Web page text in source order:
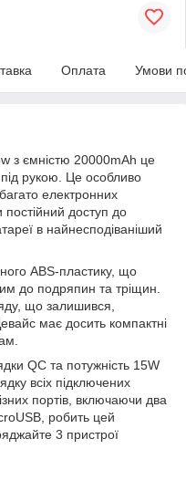
Оплата Умови
з ємністю 20000mAh це
рукою. Це особливо
електронних
постійний доступ до
в найнесподіваніший
ABS-пластику, що
до подряпин та тріщин.
що залишився,
має досить компактні
QC та потужність 15W
всіх підключених
портів, включаючи два
робить цей
3 пристрої